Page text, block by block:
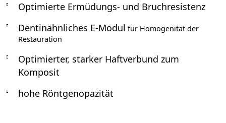
Optimierte Ermüdungs- und Bruchresistenz
Dentinähnliches E-Modul für Homogenität der
Restauration
Optimierter, starker Haftverbund zum
Komposit
hohe Röntgenopazität